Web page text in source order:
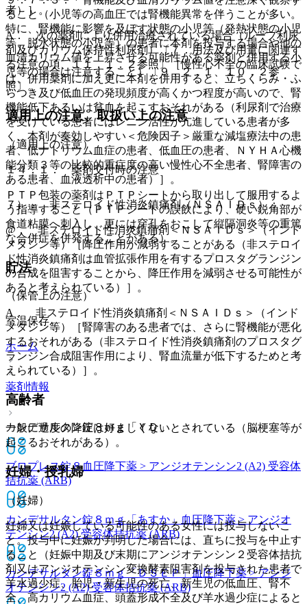
ること（小児等の高血圧では腎機能異常を伴うことが多い。
特に、腎機能に影響を及ぼす状態の小児等（発熱状態の小児
等、脱水状態の小児等）の患者に本剤を投与する場合や他の
血清カリウム値を上昇させる可能性がある薬剤と併用する小
児等の場合は注意すること）〔９．２．１、１０．２参
照〕。
適用上の注意、取扱い上の注意
（適用上の注意）
１４．１． 薬剤交付時の注意
ＰＴＰ包装の薬剤はＰＴＰシートから取り出して服用するよ
う指導すること（ＰＴＰシートの誤飲により、硬い鋭角部が
食道粘膜へ刺入し、更には穿孔をおこして縦隔洞炎等の重篤
な合併症を併発することがある）。
貯法
（保管上の注意）
室温保存。
ホーム
薬剤情報
カンデサルタン錠８ｍｇ「ＹＤ」
ブロプレス錠８血圧降下薬 > アンジオテンシン2 (A2) 受容体
拮抗薬 (ARB)
カンデサルタン錠８ｍｇ「あすか」 血圧降下薬 > アンジオ
テンシン2 (A2) 受容体拮抗薬 (ARB)
カンデサルタン錠８ｍｇ「ＤＳＥＰ」血圧降下薬 > アンジ
オテンシン2 (A2) 受容体拮抗薬 (ARB)
者）］。
A． 次の薬剤により併用治療されている場合（ループ利尿
剤及びカリウム保持性利尿剤）〔７．用法及び用量に関連す
る注意の項、１１．１．２参照〕［慢性心不全の臨床試験で
は、併用薬剤に加え更に本剤を併用すると、立ちくらみ・ふ
らつき及び低血圧の発現頻度が高くかつ程度が高いので、腎
機能低下あるいは貧血を起こすおそれがある（利尿剤で治療
を受けている患者にはレニン活性が亢進している患者が多
く、本剤が奏効しやすい＜危険因子＞厳重な減塩療法中の患
者、低ナトリウム血症の患者、低血圧の患者、ＮＹＨＡ心機
能分類３等の比較的重症度の高い慢性心不全患者、腎障害の
ある患者、血液透析中の患者）］。
７）． 非ステロイド性消炎鎮痛剤（ＮＳＡＩＤｓ）：
@． 非ステロイド性消炎鎮痛剤＜ＮＳＡＩＤｓ＞（インド
メタシン等）［降圧作用が減弱することがある（非ステロイ
ド性消炎鎮痛剤は血管拡張作用を有するプロスタグランジン
の合成を阻害することから、降圧作用を減弱させる可能性が
あると考えられている）］。
A． 非ステロイド性消炎鎮痛剤＜ＮＳＡＩＤｓ＞（インド
メタシン等）［腎障害のある患者では、さらに腎機能が悪化
するおそれがある（非ステロイド性消炎鎮痛剤のプロスタグ
ランジン合成阻害作用により、腎血流量が低下するためと考
えられている）］。
高齢者
一般に過度の降圧は好ましくないとされている（脳梗塞等が
起こるおそれがある）。
妊婦・授乳婦
（妊婦）
妊婦又は妊娠している可能性のある女性には投与しないこ
と。投与中に妊娠が判明した場合には、直ちに投与を中止す
ること（妊娠中期及び末期にアンジオテンシン２受容体拮抗
剤又はアンジオテンシン変換酵素阻害剤を投与された患者で
羊水過少症、胎児・新生児の死亡、新生児の低血圧、腎不
全、高カリウム血症、頭蓋形成不全及び羊水過少症によると